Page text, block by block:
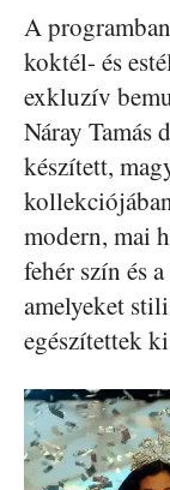
A
koktél- és
exkluzív
Náray Tamás
készített,
modern, mai
fehér szín és
amelyeket
egészítettek